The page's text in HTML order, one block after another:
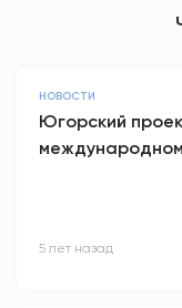
НОВОСТИ
Югорский
5 лет назад